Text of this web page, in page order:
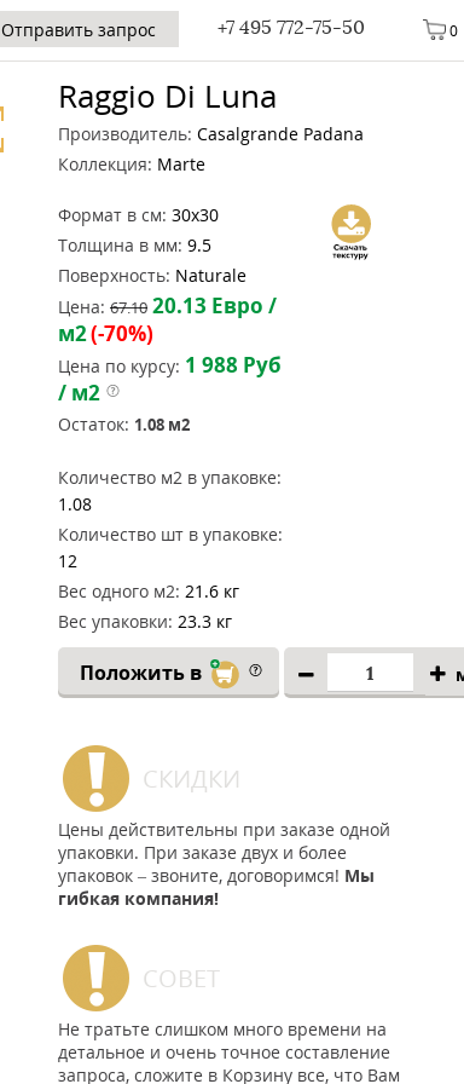
0
+7 495 772-75-50
Отправить запрос
Raggio Di Luna
Производитель: Casalgrande Padana
Коллекция: Marte
Формат в см: 30x30
Толщина в мм: 9.5
Поверхность: Naturale
Цена: 67.10 20.13 Евро /
м2(-70%)
Цена по курсу: 1 988 Руб
/ м2
Остаток: 1.08 м2
Количество м2 в упаковке:
1.08
Количество шт в упаковке:
12
Вес одного м2: 21.6 кг
Вес упаковки: 23.3 кг
Положить в
СКИДКИ
Цены действительны при заказе одной
упаковки. При заказе двух и более
упаковок – звоните, договоримся! Мы
гибкая компания!
СОВЕТ
Не тратьте слишком много времени на
детальное и очень точное составление
запроса, сложите в Корзину все, что Вам